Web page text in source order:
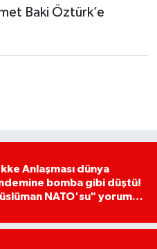
Baki Öztürk’e
Anlaşması dünya
bomba gibi düştü!
NATO'su" yorumu